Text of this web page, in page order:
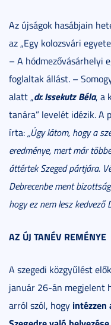
Az újságok hasábjain
az „Egy kolozsvári
– A hódmezővásárhelyi
foglaltak állást. –
alatt „dr. Issekutz Béla, a
tanára” levelét idézik. A
írta:„Úgy látom, hogy a
eredménye, mert már
áttértek Szeged pártjára.
Debrecenbe ment
hogy ez nem lesz kedvező
AZ ÚJ TANÉV REMÉNYE
A szegedi közgyűlést
január 26-án megjelent
arról szól, hogy intézzen